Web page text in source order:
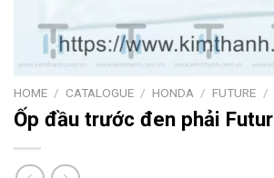
HOME / CATALOGUE / HONDA / FUTURE /
Ốp đầu trước đen phải